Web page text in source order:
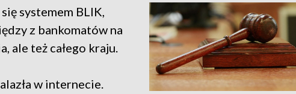
systemem BLIK,
z bankomatów na
ale też całego kraju.
w internecie.